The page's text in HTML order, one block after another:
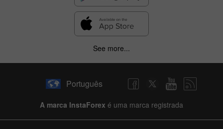
See more...
Português
A marca InstaForex é uma marca registrada